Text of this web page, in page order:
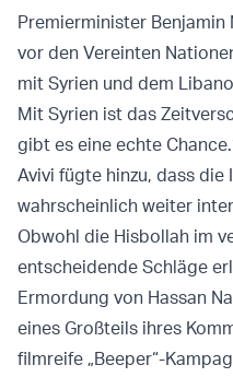
Premierminister
vor den Vereinten
mit Syrien und dem
Mit Syrien ist das
gibt es eine echte
Avivi fügte hinzu, dass die
wahrscheinlich weiter
Obwohl die Hisbollah im
entscheidende Schläge
Ermordung von Hassan
eines Großteils ihres
filmreife „Beeper“-